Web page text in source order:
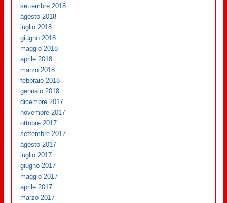
settembre 2018
agosto 2018
luglio 2018
giugno 2018
maggio 2018
aprile 2018
marzo 2018
febbraio 2018
gennaio 2018
dicembre 2017
novembre 2017
ottobre 2017
settembre 2017
agosto 2017
luglio 2017
giugno 2017
maggio 2017
aprile 2017
marzo 2017